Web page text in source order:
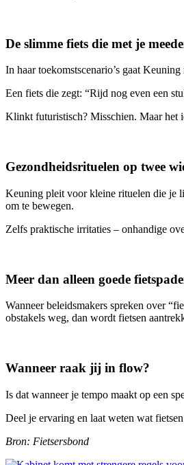
De slimme fiets die met je
In haar toekomstscenario’s gaat
Een fiets die zegt: “Rijd nog even een
Klinkt futuristisch? Misschien. Maar het
Gezondheidsrituelen op twee
Keuning pleit voor kleine rituelen die je
om te bewegen.
Zelfs praktische irritaties – onhandige
Meer dan alleen goede
Wanneer beleidsmakers spreken over
obstakels weg, dan wordt fietsen
Wanneer raak jij in flow?
Is dat wanneer je tempo maakt op een
Deel je ervaring en laat weten wat
Bron: Fietsersbond